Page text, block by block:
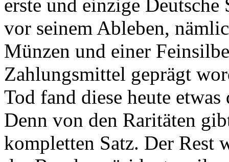
erste und einzige Deutsche
vor seinem Ableben,
Münzen und einer
Zahlungsmittel geprägt
Tod fand diese heute
Denn von den Raritäten
kompletten Satz. Der Rest